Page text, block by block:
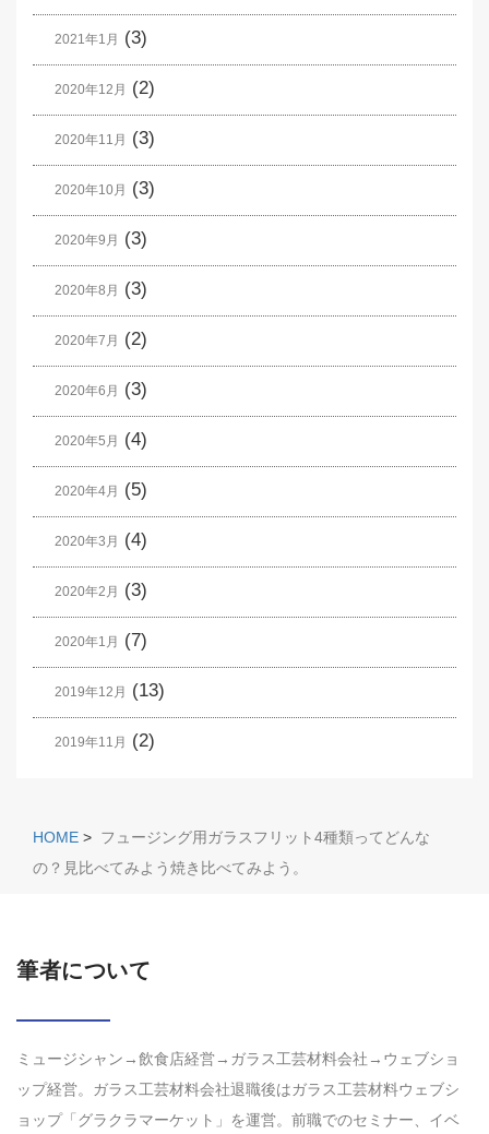
2021年1月 (3)
2020年12月 (2)
2020年11月 (3)
2020年10月 (3)
2020年9月 (3)
2020年8月 (3)
2020年7月 (2)
2020年6月 (3)
2020年5月 (4)
2020年4月 (5)
2020年3月 (4)
2020年2月 (3)
2020年1月 (7)
2019年12月 (13)
2019年11月 (2)
HOME > フュージング用ガラスフリット4種類ってどんな
の？見比べてみよう焼き比べてみよう。
筆者について
ミュージシャン→飲食店経営→ガラス工芸材料会社→ウェブショ
ップ経営。ガラス工芸材料会社退職後はガラス工芸材料ウェブシ
ョップ「グラクラマーケット」を運営。前職でのセミナー、イベ